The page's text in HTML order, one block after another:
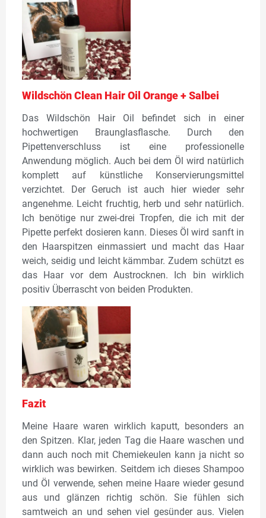
Wildschön Clean Hair Oil Orange + Salbei
Das Wildschön Hair Oil befindet sich in einer
hochwertigen Braunglasflasche. Durch den
Pipettenverschluss ist eine professionelle
Anwendung möglich. Auch bei dem Öl wird natürlich
komplett auf künstliche Konservierungsmittel
verzichtet. Der Geruch ist auch hier wieder sehr
angenehme. Leicht fruchtig, herb und sehr natürlich.
Ich benötige nur zwei-drei Tropfen, die ich mit der
Pipette perfekt dosieren kann. Dieses Öl wird sanft in
den Haarspitzen einmassiert und macht das Haar
weich, seidig und leicht kämmbar. Zudem schützt es
das Haar vor dem Austrocknen. Ich bin wirklich
positiv Überrascht von beiden Produkten.
Fazit
Meine Haare waren wirklich kaputt, besonders an
den Spitzen. Klar, jeden Tag die Haare waschen und
dann auch noch mit Chemiekeulen kann ja nicht so
wirklich was bewirken. Seitdem ich dieses Shampoo
und Öl verwende, sehen meine Haare wieder gesund
aus und glänzen richtig schön. Sie fühlen sich
samtweich an und sehen viel gesünder aus. Vielen